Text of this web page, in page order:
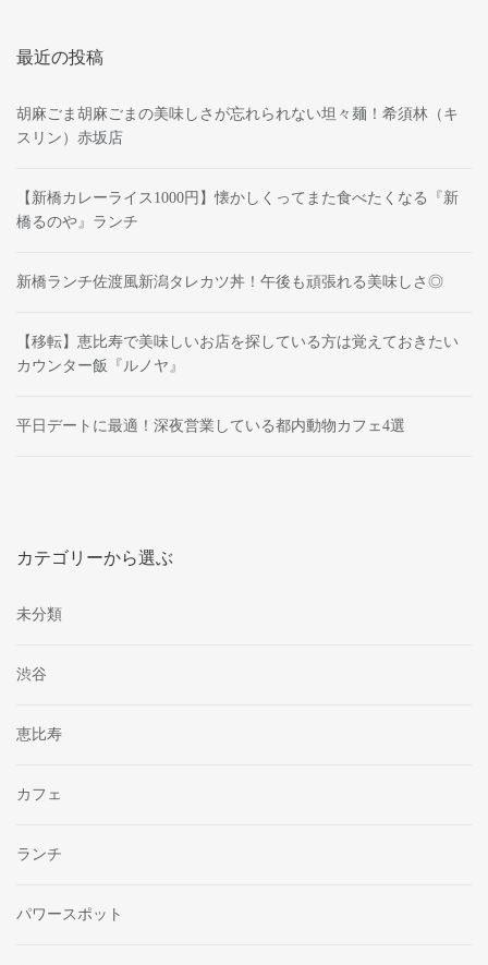
最近の投稿
胡麻ごま胡麻ごまの美味しさが忘れられない坦々麺！希須林（キ
スリン）赤坂店
【新橋カレーライス1000円】懐かしくってまた食べたくなる『新
橋るのや』ランチ
新橋ランチ佐渡風新潟タレカツ丼！午後も頑張れる美味しさ◎
【移転】恵比寿で美味しいお店を探している方は覚えておきたい
カウンター飯『ルノヤ』
平日デートに最適！深夜営業している都内動物カフェ4選
カテゴリーから選ぶ
未分類
渋谷
恵比寿
カフェ
ランチ
パワースポット